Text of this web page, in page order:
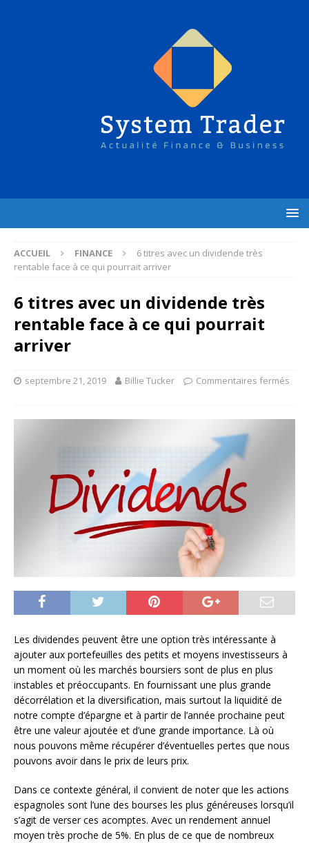
ACCUEIL FINANCE
6 titres avec un dividende très
rentable face à ce qui pourrait arriver
6 titres avec un dividende très
rentable face à ce qui pourrait
arriver
septembre 21, 2019 Billie Tucker Commentaires fermés
Les dividendes peuvent être une option très intéressante à
ajouter aux portefeuilles des petits et moyens investisseurs à
un moment où les marchés boursiers sont de plus en plus
instables et préoccupants. En fournissant une plus grande
décorrélation et la diversification, mais surtout la liquidité de
notre compte d’épargne et à partir de l’année prochaine peut
être une valeur ajoutée et d’une grande importance. Là où
nous pouvons même récupérer d’éventuelles pertes que nous
pouvons avoir dans le prix de leurs prix.
Dans ce contexte général, il convient de noter que les actions
espagnoles sont l’une des bourses les plus généreuses lorsqu’il
s’agit de verser ces acomptes. Avec un rendement annuel
moyen très proche de 5%. En plus de ce que de nombreux